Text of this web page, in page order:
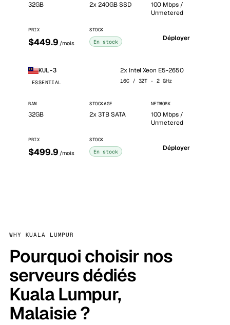
32GB 2x 240GB SSD
100 Mbps /
Unmetered
PRIX
$449.9 /mois
STOCK
En stock Déployer
KUL-3
ESSENTIAL
2x Intel Xeon E5-2650
16C / 32T · 2 GHz
RAM
32GB
STOCKAGE
2x 3TB SATA
NETWORK
100 Mbps /
Unmetered
PRIX
$499.9 /mois
STOCK
En stock Déployer
WHY KUALA LUMPUR
Pourquoi choisir nos
serveurs dédiés
Kuala Lumpur,
Malaisie ?